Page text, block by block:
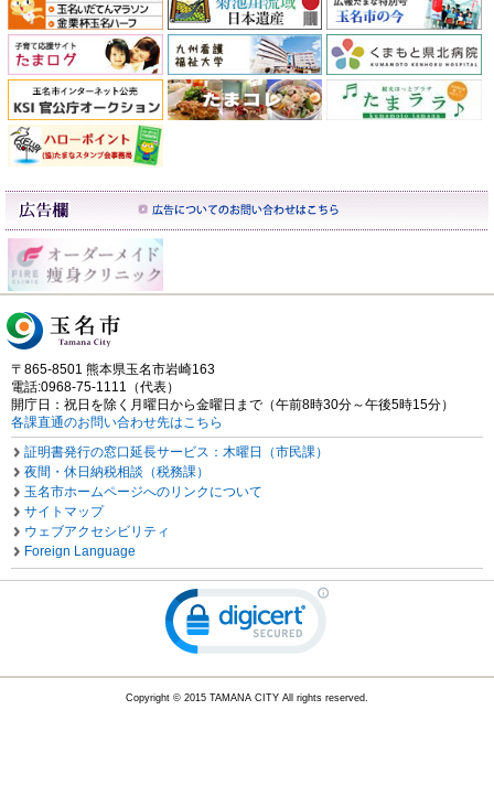
〒865-8501 熊本県玉名市岩崎163
電話:0968-75-1111（代表）
開庁日：祝日を除く月曜日から金曜日まで（午前8時30分～午後5時15分）
各課直通のお問い合わせ先はこちら
証明書発行の窓口延長サービス：木曜日（市民課）
夜間・休日納税相談（税務課）
玉名市ホームページへのリンクについて
サイトマップ
ウェブアクセシビリティ
Foreign Language
Copyright © 2015 TAMANA CITY All rights reserved.